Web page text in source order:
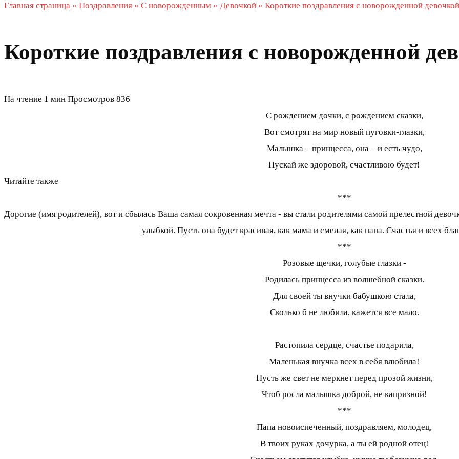
Главная страница » Поздравления » С новорожденным » Девочкой » Короткие поздравления с новорожденной девочкой
Короткие поздравления с новорожденной
На чтение 1 мин Просмотров 836
С рождением дочки, с рождением сказки,
Вот смотрят на мир новый пуговки-глазки,
Малышка – принцесса, она – и есть чудо,
Пускай же здоровой, счастливою будет!
Читайте также
***
Дорогие (имя родителей), вот и сбылась Ваша самая сокровенная мечта - вы стали родителями самой прелестной
улыбкой. Пусть она будет красивая, как мама и смелая, как папа. Счастья и всех
***
Розовые щечки, голубые глазки -
Родилась принцесса из волшебной сказки.
Для своей ты внучки бабушкою стала,
Сколько б не любила, кажется все мало.
Растопила сердце, счастье подарила,
Маленькая внучка всех в себя влюбила!
Пусть же свет не меркнет перед прозой жизни,
Чтоб росла малышка доброй, не капризной!
***
Папа новоиспеченный, поздравляем, молодец,
В твоих руках дочурка, а ты ей родной отец!